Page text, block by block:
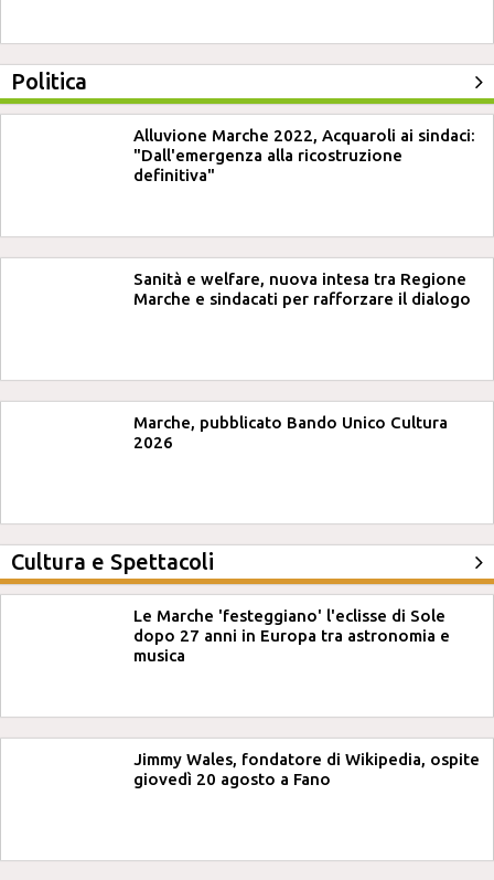
Politica
Alluvione Marche 2022, Acquaroli ai sindaci:
"Dall'emergenza alla ricostruzione
definitiva"
Sanità e welfare, nuova intesa tra Regione
Marche e sindacati per rafforzare il dialogo
Marche, pubblicato Bando Unico Cultura
2026
Cultura e Spettacoli
Le Marche 'festeggiano' l'eclisse di Sole
dopo 27 anni in Europa tra astronomia e
musica
Jimmy Wales, fondatore di Wikipedia, ospite
giovedì 20 agosto a Fano